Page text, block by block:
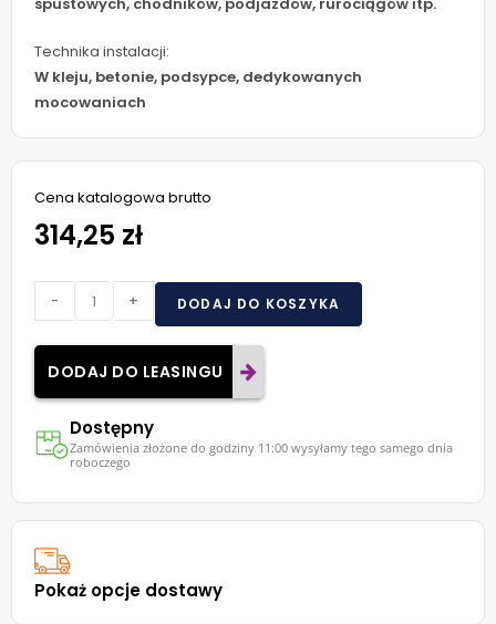
Technika instalacji:
W kleju, betonie, podsypce, dedykowanych
mocowaniach
Cena katalogowa brutto
314,25 zł
- + DODAJ DO KOSZYKA
DODAJ DO LEASINGU
Dostępny
Zamówienia złożone do godziny 11:00 wysyłamy tego samego dnia
roboczego
Pokaż opcje dostawy